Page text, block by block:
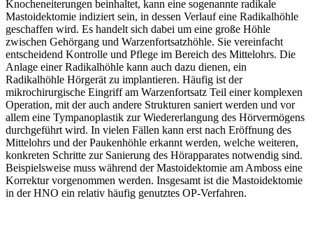
Knocheneiterungen beinhaltet, kann eine sogenannte radikale
Mastoidektomie indiziert sein, in dessen Verlauf eine Radikalhöhle
geschaffen wird. Es handelt sich dabei um eine große Höhle
zwischen Gehörgang und Warzenfortsatzhöhle. Sie vereinfacht
entscheidend Kontrolle und Pflege im Bereich des Mittelohrs. Die
Anlage einer Radikalhöhle kann auch dazu dienen, ein
Radikalhöhle Hörgerät zu implantieren. Häufig ist der
mikrochirurgische Eingriff am Warzenfortsatz Teil einer komplexen
Operation, mit der auch andere Strukturen saniert werden und vor
allem eine Tympanoplastik zur Wiedererlangung des Hörvermögens
durchgeführt wird. In vielen Fällen kann erst nach Eröffnung des
Mittelohrs und der Paukenhöhle erkannt werden, welche weiteren,
konkreten Schritte zur Sanierung des Hörapparates notwendig sind.
Beispielsweise muss während der Mastoidektomie am Amboss eine
Korrektur vorgenommen werden. Insgesamt ist die Mastoidektomie
in der HNO ein relativ häufig genutztes OP-Verfahren.